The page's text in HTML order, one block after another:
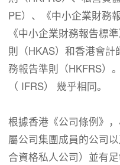
PE）、《中小企業財務
《中小企業財務報告標
則（HKAS）和香港會
務報告準則（HKFRS）
（ IFRS） 幾乎相同。
根據香港《公司條例》
屬公司集團成員的公司
合資格私人公司）並有